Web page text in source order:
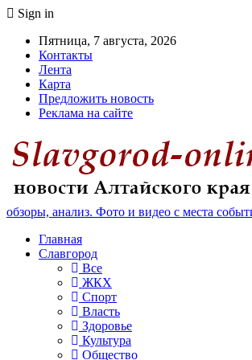
Sign in
Пятница, 7 августа, 2026
Контакты
Лента
Карта
Предложить новость
Реклама на сайте
обзоры, анализ. Фото и видео с места
Главная
Славгород
Все
ЖКХ
Спорт
Власть
Здоровье
Культура
Общество